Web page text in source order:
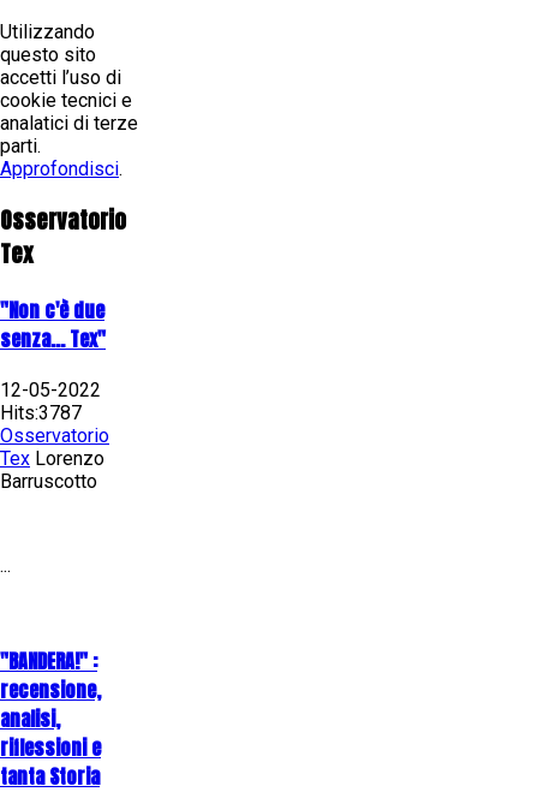
Utilizzando
questo sito
accetti l’uso di
cookie tecnici e
analatici di terze
parti.
Approfondisci.
Osservatorio
Tex
"Non c'è due
senza... Tex"
12-05-2022
Hits:3787
Osservatorio
Tex Lorenzo
Barruscotto
...
"BANDERA!" :
recensione,
analisi,
riflessioni e
tanta Storia